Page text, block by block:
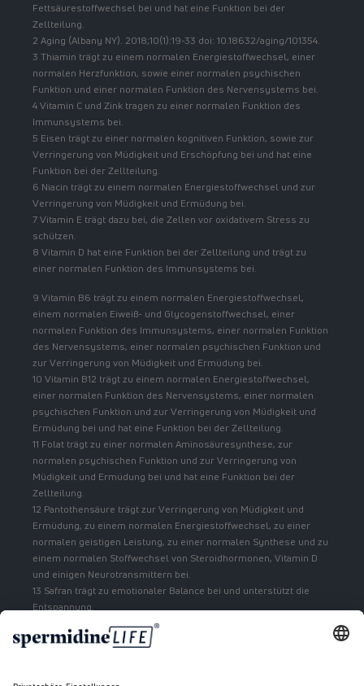
Fettsäurestoffwechsel bei und hat eine Funktion bei der
Zellteilung.
2 Aging (Albany NY). 2018;10(1):19-33 doi: 10.18632/aging/101354.
3 Thiamin trägt zu einem normalen Energiestoffwechsel, einer
normalen Herzfunktion, sowie einer normalen psychischen
Funktion und einer normalen Funktion des Nervensystems bei.
4 Vitamin C und Zink tragen zu einer normalen Funktion des
Immunsystems bei.
5 Eisen trägt zu einer normalen kognitiven Funktion, sowie zur
Verringerung von Müdigkeit und Erschöpfung bei und hat eine
Funktion bei der Zellteilung.
6 Niacin trägt zu einem normalen Energiestoffwechsel und zur
Verringerung von Müdigkeit und Ermüdung bei.
7 Vitamin E trägt dazu bei, die Zellen vor oxidativem Stress zu
schützen.
8 Vitamin D hat eine Funktion bei der Zellteilung und trägt zu
einer normalen Funktion des Immunsystems bei.
9 Vitamin B6 trägt zu einem normalen Energiestoffwechsel,
einem normalen Eiweiß- und Glycogenstoffwechsel, einer
normalen Funktion des Immunsystems, einer normalen Funktion
des Nervensystems, einer normalen psychischen Funktion und
zur Verringerung von Müdigkeit und Ermüdung bei.
10 Vitamin B12 trägt zu einem normalen Energiestoffwechsel,
einer normalen Funktion des Nervensystems, einer normalen
psychischen Funktion und zur Verringerung von Müdigkeit und
Ermüdung bei und hat eine Funktion bei der Zellteilung.
11 Folat trägt zu einer normalen Aminosäuresynthese, zur
normalen psychischen Funktion und zur Verringerung von
Müdigkeit und Ermüdung bei und hat eine Funktion bei der
Zellteilung.
12 Pantothensäure trägt zur Verringerung von Müdigkeit und
Ermüdung, zu einem normalen Energiestoffwechsel, zu einer
normalen geistigen Leistung, zu einer normalen Synthese und zu
einem normalen Stoffwechsel von Steroidhormonen, Vitamin D
und einigen Neurotransmittern bei.
13 Safran trägt zu emotionaler Balance bei und unterstützt die
Entspannung.